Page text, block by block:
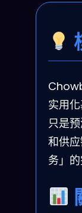
实用
只是
和供
务」